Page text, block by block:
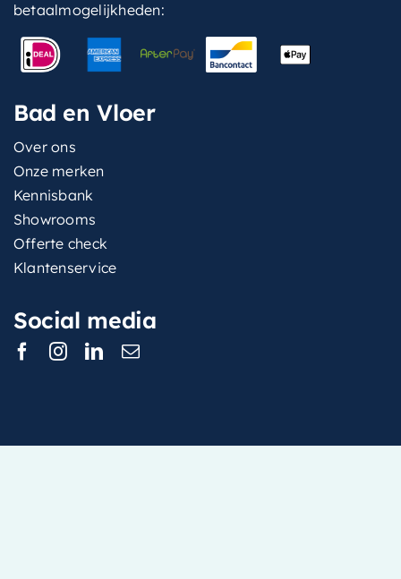
betaalmogelijkheden:
Bad en Vloer
Over ons
Onze merken
Kennisbank
Showrooms
Offerte check
Klantenservice
Social media